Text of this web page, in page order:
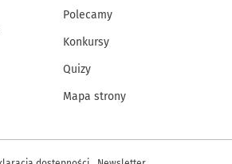
Polecamy
Konkursy
Quizy
Mapa strony